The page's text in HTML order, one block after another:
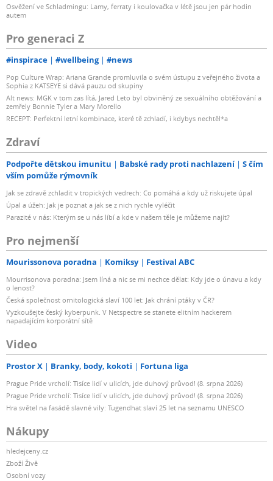
Osvěžení ve Schladmingu: Lamy, ferraty i koulovačka v létě jsou jen pár hodin
autem
Pro generaci Z
#inspirace #wellbeing #news
Pop Culture Wrap: Ariana Grande promluvila o svém ústupu z veřejného života a
Sophia z KATSEYE si dává pauzu od skupiny
Alt news: MGK v tom zas lítá, Jared Leto byl obviněný ze sexuálního obtěžování a
zemřely Bonnie Tyler a Mary Morello
RECEPT: Perfektní letní kombinace, které tě zchladí, i kdybys nechtěl*a
Zdraví
Podpořte dětskou imunitu Babské rady proti nachlazení
S čím
vším pomůže rýmovník
Jak se zdravě zchladit v tropických vedrech: Co pomáhá a kdy už riskujete úpal
Úpal a úžeh: Jak je poznat a jak se z nich rychle vyléčit
Parazité v nás: Kterým se u nás líbí a kde v našem těle je můžeme najít?
Pro nejmenší
Mourissonova poradna Komiksy Festival ABC
Mourrisonova poradna: Jsem líná a nic se mi nechce dělat: Kdy jde o únavu a kdy
o lenost?
Česká společnost ornitologická slaví 100 let: Jak chrání ptáky v ČR?
Vyzkoušejte český kyberpunk. V Netspectre se stanete elitním hackerem
napadajícím korporátní sítě
Video
Prostor X Branky, body, kokoti Fortuna liga
Prague Pride vrcholí: Tisíce lidí v ulicích, jde duhový průvod! (8. srpna 2026)
Prague Pride vrcholí: Tisíce lidí v ulicích, jde duhový průvod! (8. srpna 2026)
Hra světel na fasádě slavné vily: Tugendhat slaví 25 let na seznamu UNESCO
Nákupy
hledejceny.cz
Zboží Živě
Osobní vozy